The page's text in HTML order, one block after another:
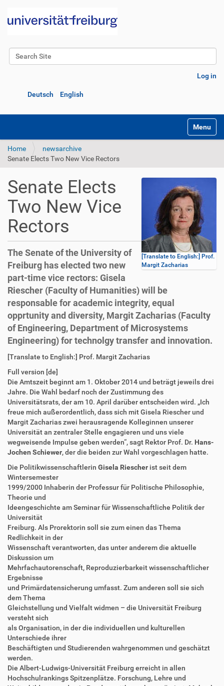
Search Site
Log in
Deutsch English
Toggle
Home
newsarchive
Senate Elects Two New Vice Rectors
[Translate to English:] Prof.
Margit Zacharias
Senate Elects
Two New Vice
Rectors
The Senate of the University of
Freiburg has elected two new
part-time vice rectors: Gisela
Riescher (Faculty of Humanities) will be
responsable for academic integrity, equal
opprtunity and diversity, Margit Zacharias (Faculty
of Engineering, Department of Microsystems
Engineering) for technolgy transfer and innovation.
D
r
e
k
t
z
u
g
r
i
f
f
A
t
i
k
e
l
a
k
t
i
o
n
e
n
[Translate to English:] Prof. Margit Zacharias
Full version [de]
Die Amtszeit beginnt am 1. Oktober 2014 und beträgt jeweils drei
Jahre. Die Wahl bedarf noch der Zustimmung des
Universitätsrats, der am 10. April darüber entscheiden wird. „Ich
freue mich außerordentlich, dass sich mit Gisela Riescher und
Margit Zacharias zwei herausragende Kolleginnen unserer
Universität an zentraler Stelle engagieren und uns viele
wegweisende Impulse geben werden“, sagt Rektor Prof. Dr. Hans-
Jochen Schiewer, der die beiden zur Wahl vorgeschlagen hatte.
Die Politikwissenschaftlerin Gisela Riescher ist seit dem
Wintersemester
1999/2000 Inhaberin der Professur für Politische Philosophie,
Theorie und
Ideengeschichte am Seminar für Wissenschaftliche Politik der
Universität
Freiburg. Als Prorektorin soll sie zum einen das Thema
Redlichkeit in der
Wissenschaft verantworten, das unter anderem die aktuelle
Diskussion um
Mehrfachautorenschaft, Reproduzierbarkeit wissenschaftlicher
Ergebnisse
und Primärdatensicherung umfasst. Zum anderen soll sie sich
dem Thema
Gleichstellung und Vielfalt widmen – die Universität Freiburg
versteht sich
als Organisation, in der die individuellen und kulturellen
Unterschiede ihrer
Beschäftigten und Studierenden wahrgenommen und geschätzt
werden.
Die Albert-Ludwigs-Universität Freiburg erreicht in allen
Hochschulrankings Spitzenplätze. Forschung, Lehre und